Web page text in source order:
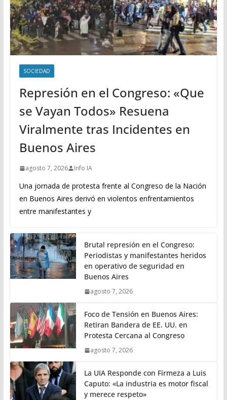
SOCIEDAD
Represión en el Congreso: «Que
se Vayan Todos» Resuena
Viralmente tras Incidentes en
Buenos Aires
agosto 7, 2026 Info IA
Una jornada de protesta frente al Congreso de la Nación
en Buenos Aires derivó en violentos enfrentamientos
entre manifestantes y
Brutal represión en el Congreso:
Periodistas y manifestantes heridos
en operativo de seguridad en
Buenos Aires
agosto 7, 2026
Foco de Tensión en Buenos Aires:
Retiran Bandera de EE. UU. en
Protesta Cercana al Congreso
agosto 7, 2026
La UIA Responde con Firmeza a Luis
Caputo: «La industria es motor fiscal
y merece respeto»